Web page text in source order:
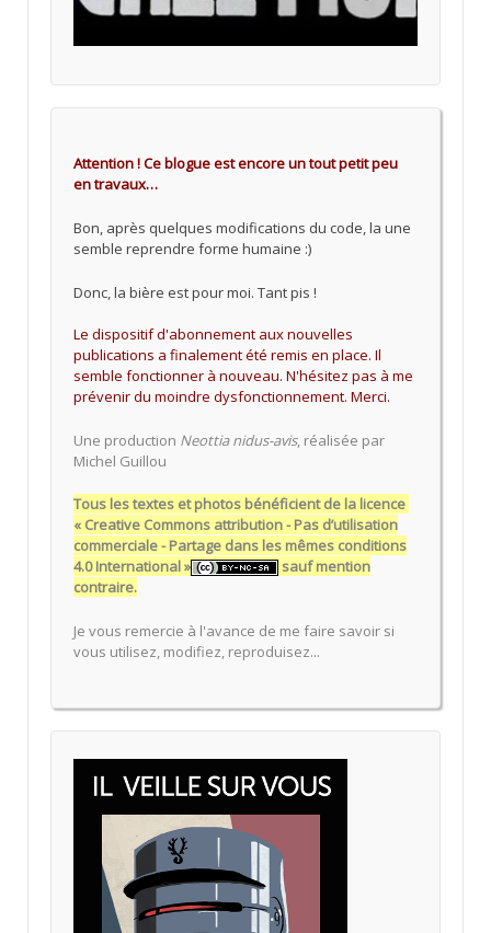
Attention ! Ce blogue est encore un tout petit peu
en travaux…
Bon, après quelques modifications du code, la une
semble reprendre forme humaine :)
Donc, la bière est pour moi. Tant pis !
Le dispositif d'abonnement aux nouvelles
publications a finalement été remis en place. Il
semble fonctionner à nouveau. N'hésitez pas à me
prévenir du moindre dysfonctionnement. Merci.
Une production Neottia nidus-avis, réalisée par
Michel Guillou
Tous les textes et photos bénéficient de la licence
« Creative Commons attribution - Pas d’utilisation
commerciale - Partage dans les mêmes conditions
4.0 International »
sauf mention
contraire.
Je vous remercie à l'avance de me faire savoir si
vous utilisez, modifiez, reproduisez...